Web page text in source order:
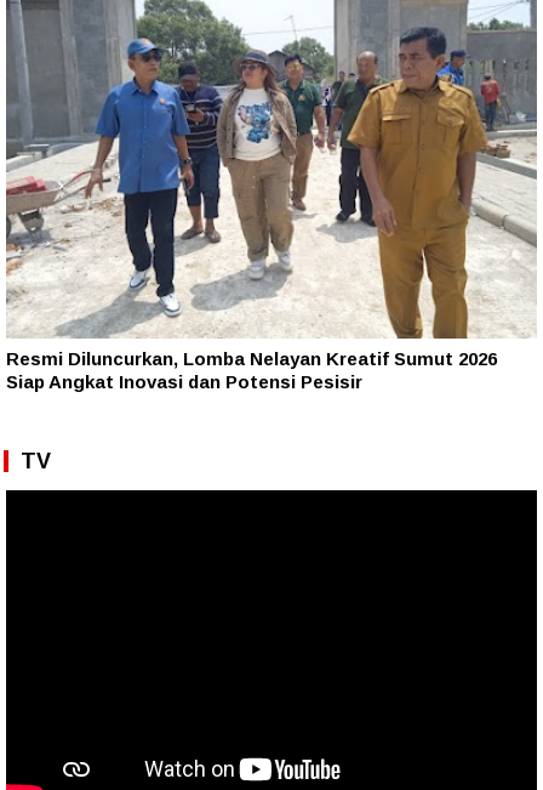
Resmi Diluncurkan, Lomba Nelayan Kreatif Sumut 2026
Siap Angkat Inovasi dan Potensi Pesisir
TV